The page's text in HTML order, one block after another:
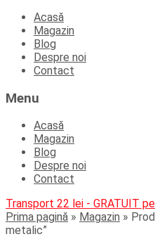
Skip
content
Acasă
Magazin
Blog
Despre noi
Contact
Menu
Acasă
Magazin
Blog
Despre noi
Contact
Transport 22 lei - GRATUIT
Prima pagină » Magazin »
metalic”